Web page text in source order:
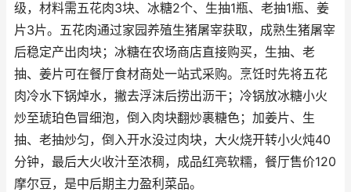
级，材料需五花肉3块、冰糖2个、生抽1瓶、老抽1瓶、姜
片3片。五花肉通过家园养殖生猪屠宰获取，成熟生猪屠宰
后稳定产出肉块；冰糖在农场商店直接购买，生抽、老
抽、姜片可在餐厅食材商处一站式采购。烹饪时先将五花
肉冷水下锅焯水，撇去浮沫后捞出沥干；冷锅放冰糖小火
炒至琥珀色冒细泡，倒入肉块翻炒裹糖色；加姜片、生
抽、老抽炒匀，倒入开水没过肉块，大火烧开转小火炖40
分钟，最后大火收汁至浓稠，成品红亮软糯，餐厅售价120
摩尔豆，是中后期主力盈利菜品。